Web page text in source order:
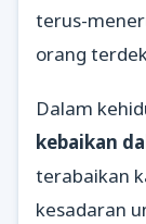
terus-
orang
Dalam
kebaikan
terabaikan
kesadaran